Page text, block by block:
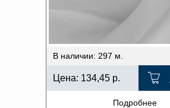
В наличии: 297 м.
Цена: 134,45 р.
Подробнее